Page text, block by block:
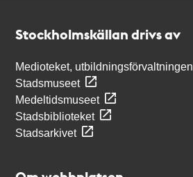
Stockholmskällan drivs av
Medioteket, utbildningsförvaltningen
Stadsmuseet
Medeltidsmuseet
Stadsbiblioteket
Stadsarkivet